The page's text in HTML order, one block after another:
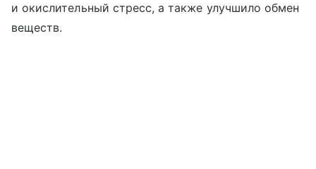
и окислительный стресс, а также улучшило обмен
веществ.